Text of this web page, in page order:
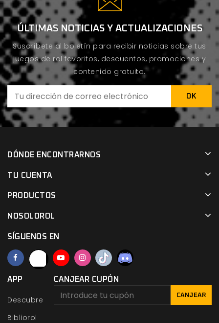
ÚLTIMAS NOTICIAS Y ACTUALIZACIONES
Suscríbete al boletín para recibir noticias sobre tus
juegos de rol favoritos, descuentos, promociones y
contenido gratuito.
DÓNDE ENCONTRARNOS
TU CUENTA
PRODUCTOS
NOSOLOROL
SÍGUENOS EN
APP
Descubre
Bibliorol
CANJEAR CUPÓN
CANJEAR